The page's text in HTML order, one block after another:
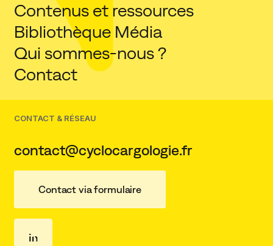
Contenus et ressources
Bibliothèque Média
Qui sommes-nous ?
Contact
CONTACT & RÉSEAU
contact@cyclocargologie.fr
Contact via formulaire